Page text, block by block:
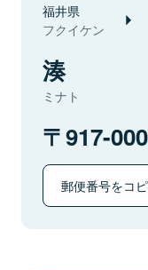
福井県
フクイケン
湊
ミナト
917-
郵便番号をコ